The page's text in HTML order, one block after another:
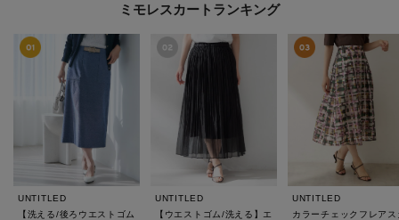
ミモレスカートランキング
UNTITLED
【洗える/後ろウエストゴム】オックスアイラインスカート
UNTITLED
【ウエストゴム/洗える】エアリーシアープリーツスカー
UNTITLED
カラーチェックフレアス